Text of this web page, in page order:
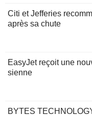
Citi et Jefferies
après sa chute
EasyJet reçoit une
sienne
BYTES